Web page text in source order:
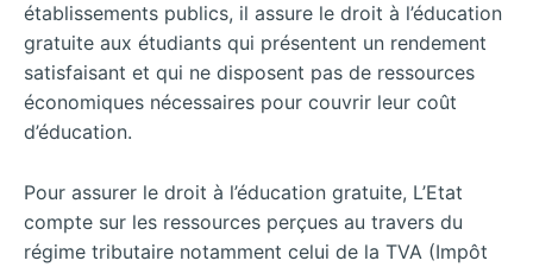
établissements publics, il assure le droit à l’éducation
gratuite aux étudiants qui présentent un rendement
satisfaisant et qui ne disposent pas de ressources
économiques nécessaires pour couvrir leur coût
d’éducation.
Pour assurer le droit à l’éducation gratuite, L’Etat
compte sur les ressources perçues au travers du
régime tributaire notamment celui de la TVA (Impôt